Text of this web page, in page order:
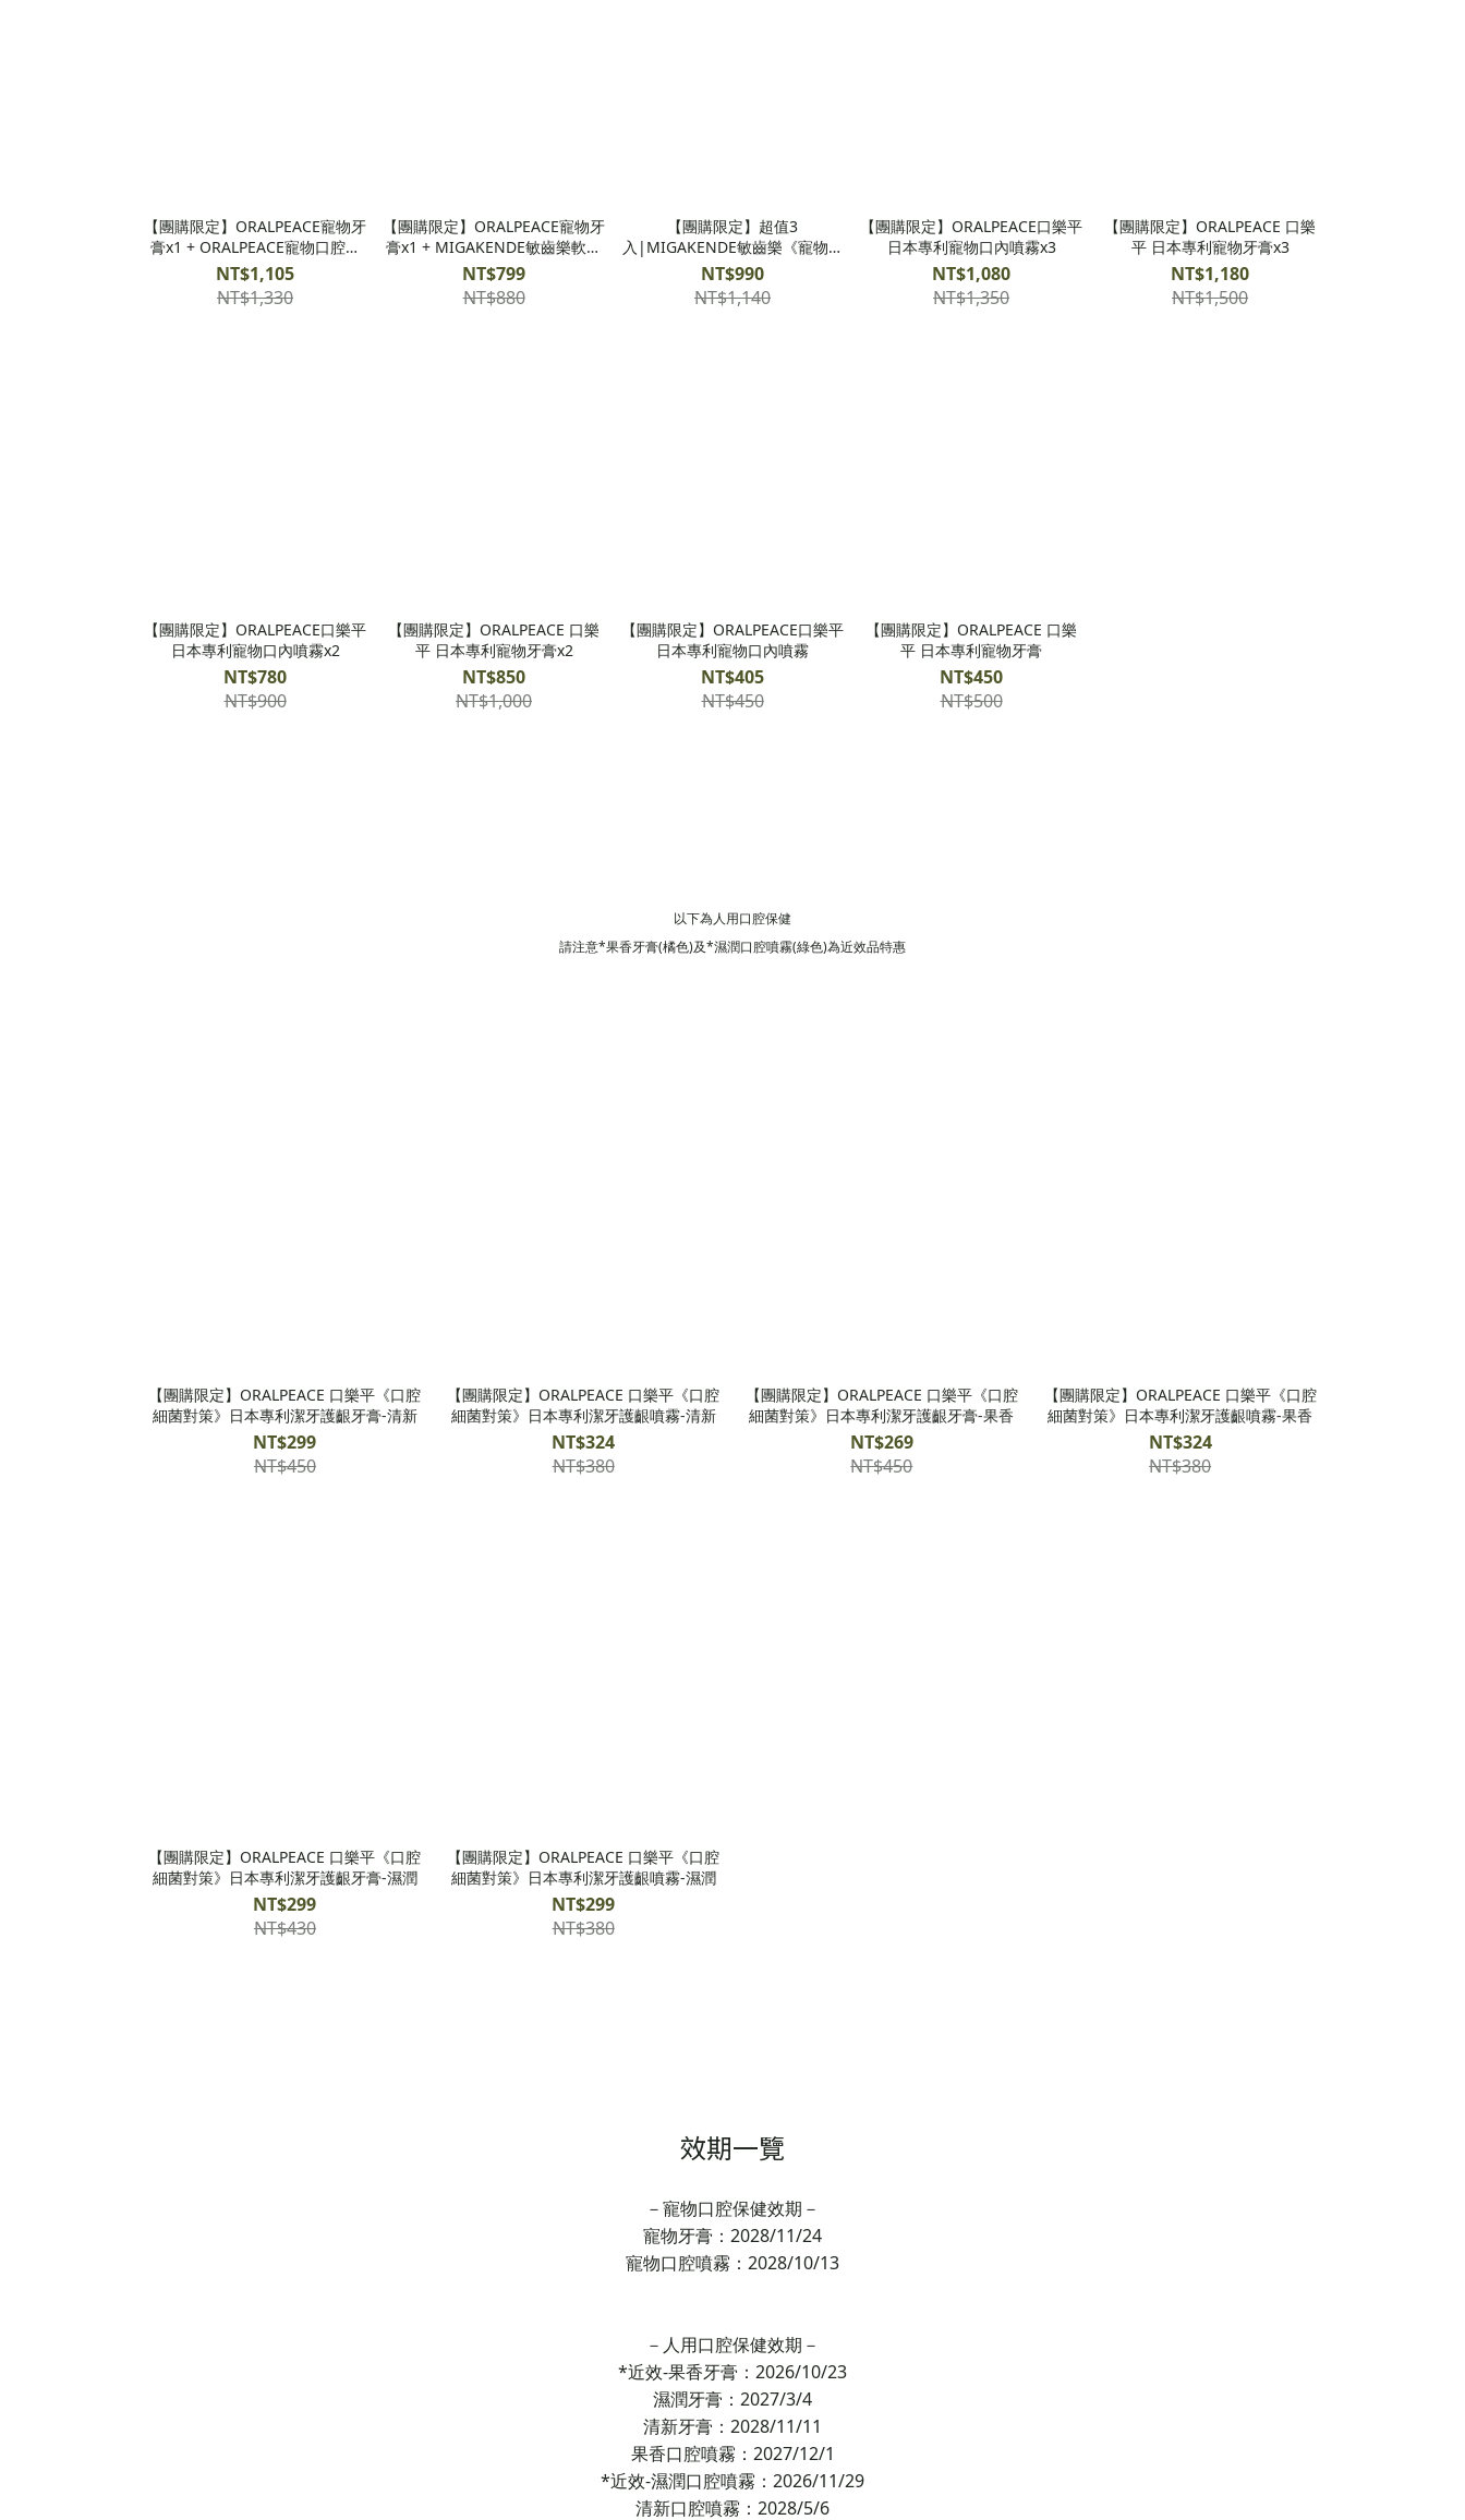
【團購限定】ORALPEACE寵物牙
膏x1 + ORALPEACE寵物口腔噴
霧x1 + MIGAKENDE敏齒樂軟毛
牙刷x1
NT$1,105
NT$1,330
【團購限定】ORALPEACE寵物牙
膏x1 + MIGAKENDE敏齒樂軟毛
牙刷x1
NT$799
NT$880
【團購限定】超值3
入|MIGAKENDE敏齒樂《寵物天
然軟毛牙刷》x3
NT$990
NT$1,140
【團購限定】ORALPEACE口樂平
日本專利寵物口內噴霧x3
NT$1,080
NT$1,350
【團購限定】ORALPEACE 口樂
平 日本專利寵物牙膏x3
NT$1,180
NT$1,500
【團購限定】ORALPEACE口樂平
日本專利寵物口內噴霧x2
NT$780
NT$900
【團購限定】ORALPEACE 口樂
平 日本專利寵物牙膏x2
NT$850
NT$1,000
【團購限定】ORALPEACE口樂平
日本專利寵物口內噴霧
NT$405
NT$450
【團購限定】ORALPEACE 口樂
平 日本專利寵物牙膏
NT$450
NT$500
以下為人用口腔保健
請注意*果香牙膏(橘色)及*濕潤口腔噴霧(綠色)為近效品特惠
【團購限定】ORALPEACE 口樂平《口腔
細菌對策》日本專利潔牙護齦牙膏-清新
NT$299
NT$450
【團購限定】ORALPEACE 口樂平《口腔
細菌對策》日本專利潔牙護齦噴霧-清新
NT$324
NT$380
【團購限定】ORALPEACE 口樂平《口腔
細菌對策》日本專利潔牙護齦牙膏-果香
NT$269
NT$450
【團購限定】ORALPEACE 口樂平《口腔
細菌對策》日本專利潔牙護齦噴霧-果香
NT$324
NT$380
【團購限定】ORALPEACE 口樂平《口腔
細菌對策》日本專利潔牙護齦牙膏-濕潤
NT$299
NT$430
【團購限定】ORALPEACE 口樂平《口腔
細菌對策》日本專利潔牙護齦噴霧-濕潤
NT$299
NT$380
效期一覽
－寵物口腔保健效期－
寵物牙膏：2028/11/24
寵物口腔噴霧：2028/10/13
－人用口腔保健效期－
*近效-果香牙膏：2026/10/23
濕潤牙膏：2027/3/4
清新牙膏：2028/11/11
果香口腔噴霧：2027/12/1
*近效-濕潤口腔噴霧：2026/11/29
清新口腔噴霧：2028/5/6